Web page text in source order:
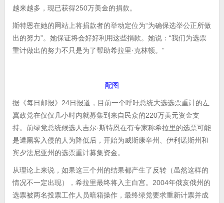
越来越多，现已获得250万美金的捐款。
斯特恩在她的网站上将捐款者的举动定位为“为确保选举公正所做
出的努力”。她保证将会好好利用这些捐款。她说：“我们为选票
重计做出的努力不只是为了帮助希拉里·克林顿。”
配图
据《每日邮报》24日报道，目前一个呼吁总统大选选票重计的左
翼政党在仅仅几小时内就募集到来自民众的220万美元资金支
持。前绿党总统候选人吉尔·斯特恩在有专家称希拉里的选票可能
是遭黑客入侵的人为降低后，开始为威斯康辛州、伊利诺斯州和
宾夕法尼亚州的选票重计募集资金。
从理论上来说，如果这三个州的结果都产生了反转（虽然这样的
情况不一定出现），希拉里最终将入主白宫。2004年俄亥俄州的
选票被两名投票工作人员暗箱操作，最终绿党要求重新计票并成